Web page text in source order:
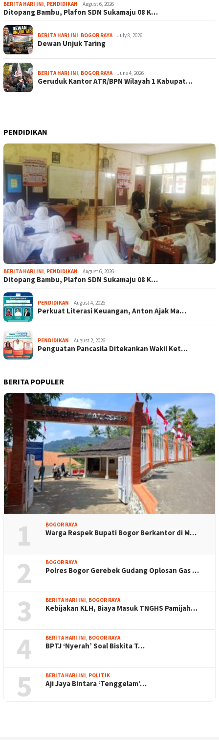
BERITA HARI INI, PENDIDIKAN August 6, 2026
Ditopang Bambu, Plafon SDN Sukamaju 08 K…
BERITA HARI INI, BOGOR RAYA July 8, 2026
Dewan Unjuk Taring
BERITA HARI INI, BOGOR RAYA June 4, 2026
Geruduk Kantor ATR/BPN Wilayah 1 Kabupat…
PENDIDIKAN
BERITA HARI INI, PENDIDIKAN August 6, 2026
Ditopang Bambu, Plafon SDN Sukamaju 08 K…
PENDIDIKAN August 4, 2026
Perkuat Literasi Keuangan, Anton Ajak Ma…
PENDIDIKAN August 2, 2026
Penguatan Pancasila Ditekankan Wakil Ket…
BERITA POPULER
1 BOGOR RAYA
Warga Respek Bupati Bogor Berkantor di M…
2 BOGOR RAYA
Polres Bogor Gerebek Gudang Oplosan Gas …
3 BERITA HARI INI, BOGOR RAYA
Kebijakan KLH, Biaya Masuk TNGHS Pamijah…
4 BERITA HARI INI, BOGOR RAYA
BPTJ ‘Nyerah’ Soal Biskita T…
5 BERITA HARI INI, POLITIK
Aji Jaya Bintara ‘Tenggelam’…